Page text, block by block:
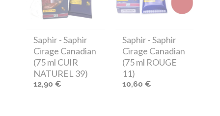
Saphir- Saphir
Cirage Canadian
(75 ml CUIR
NATUREL 39)
12,90 €
Saphir- Saphir
Cirage Canadian
(75 ml ROUGE
11)
10,60 €